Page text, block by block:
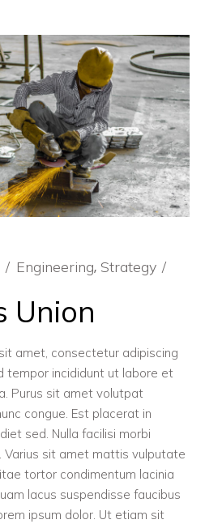
Engineering Strategy
Union
amet, consectetur adipiscing
tempor incididunt ut labore et
Purus sit amet volutpat
congue. Est placerat in
sed. Nulla facilisi morbi
Varius sit amet mattis vulputate
tortor condimentum lacinia
lacus suspendisse faucibus
ipsum dolor. Ut etiam sit